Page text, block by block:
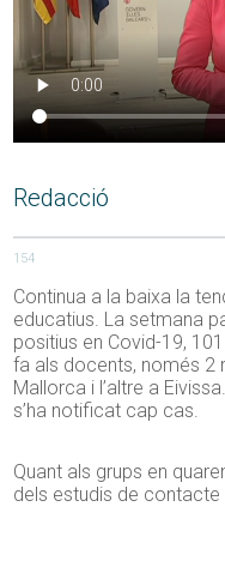
Redacció
154
Continua a la baixa la
educatius. La setmana
positius en Covid-19,
fa als docents, només 2
Mallorca i l’altre a
s’ha notificat cap cas.
Quant als grups en
dels estudis de contacte